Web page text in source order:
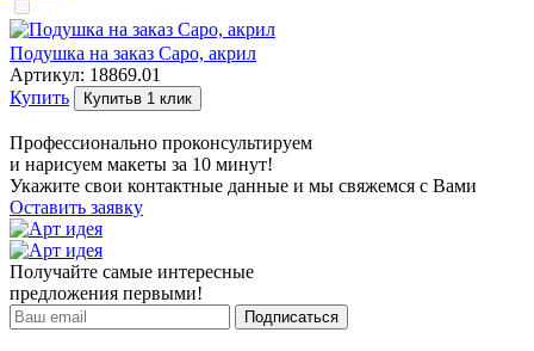
Подушка на заказ Сapo, акрил
Артикул: 18869.01
Купить
Купитьв 1 клик
Профессионально проконсультируем
и нарисуем макеты за 10 минут!
Укажите свои контактные данные и мы свяжемся с Вами
Оставить заявку
Получайте самые интересные
предложения первыми!
Подписаться